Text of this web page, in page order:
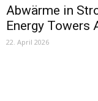
Abwärme in
Energy Towers
22. April 2026